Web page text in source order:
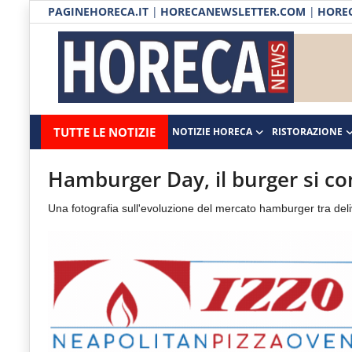
PAGINEHORECA.IT | HORECANEWSLETTER.COM |
Horecanews.it
-
Notizie
Horeca
Il
portale
canale
Horeca
del
TUTTE LE NOTIZIE NOTIZIE HORECA RISTORAZIONE
Notizie HORECA
Ristorazione
Ospitalità
Distribuzione
Hamburger Day, il burger si
Una fotografia sull'evoluzione del mercato hamburger tra